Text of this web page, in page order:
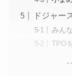
ドジャー
みん
TPO